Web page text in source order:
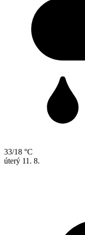
33/18 °C
úterý 11. 8.